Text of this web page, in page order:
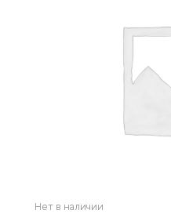
Нет в наличии